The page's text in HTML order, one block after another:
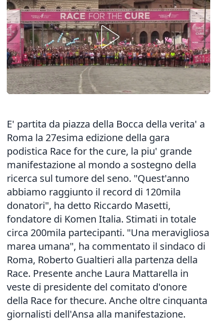
E' partita da piazza della Bocca della verita' a
Roma la 27esima edizione della gara
podistica Race for the cure, la piu' grande
manifestazione al mondo a sostegno della
ricerca sul tumore del seno. "Quest'anno
abbiamo raggiunto il record di 120mila
donatori", ha detto Riccardo Masetti,
fondatore di Komen Italia. Stimati in totale
circa 200mila partecipanti. "Una meravigliosa
marea umana", ha commentato il sindaco di
Roma, Roberto Gualtieri alla partenza della
Race. Presente anche Laura Mattarella in
veste di presidente del comitato d'onore
della Race for thecure. Anche oltre cinquanta
giornalisti dell'Ansa alla manifestazione.